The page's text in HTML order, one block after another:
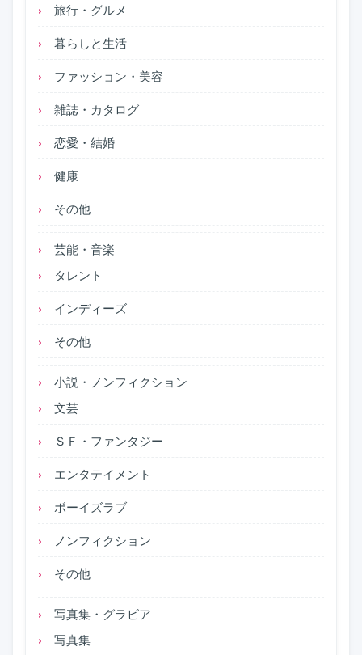
旅行・グルメ
暮らしと生活
ファッション・美容
雑誌・カタログ
恋愛・結婚
健康
その他
芸能・音楽
タレント
インディーズ
その他
小説・ノンフィクション
文芸
ＳＦ・ファンタジー
エンタテイメント
ボーイズラブ
ノンフィクション
その他
写真集・グラビア
写真集